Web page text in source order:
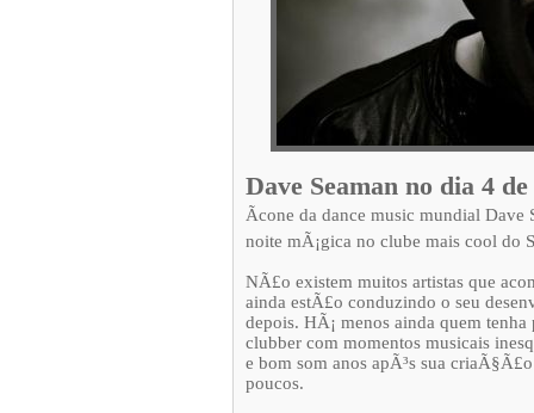
Dave Seaman no dia 4
Ãcone da dance music mundial
noite mÃ¡gica no clube mais cool do
NÃ£o existem muitos artistas que
ainda estÃ£o conduzindo o seu
depois. HÃ¡ menos ainda quem
clubber com momentos musicais
e bom som anos apÃ³s sua
poucos.